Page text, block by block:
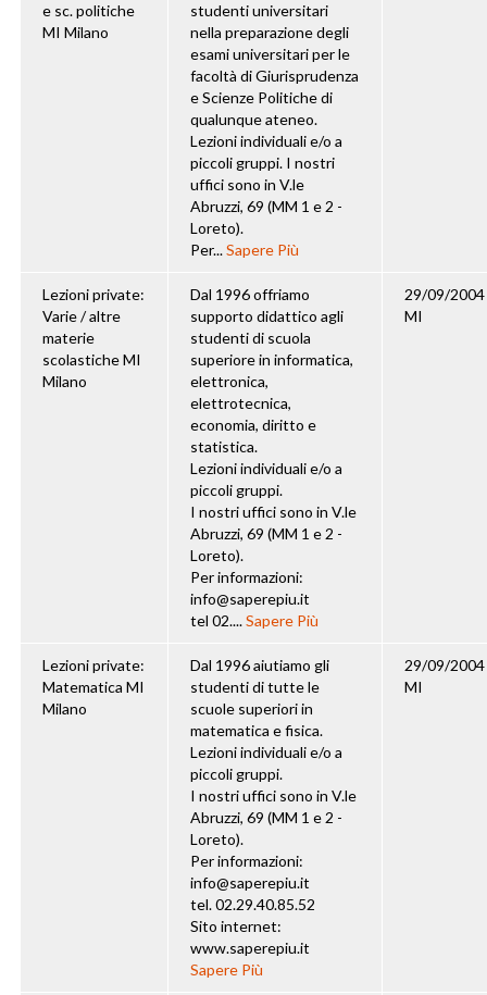
e sc. politiche
MI Milano
studenti universitari
nella preparazione degli
esami universitari per le
facoltà di Giurisprudenza
e Scienze Politiche di
qualunque ateneo.
Lezioni individuali e/o a
piccoli gruppi. I nostri
uffici sono in V.le
Abruzzi, 69 (MM 1 e 2 -
Loreto).
Per...Sapere Più
Lezioni private:
Varie / altre
materie
scolastiche MI
Milano
Dal 1996 offriamo
supporto didattico agli
studenti di scuola
superiore in informatica,
elettronica,
elettrotecnica,
economia, diritto e
statistica.
Lezioni individuali e/o a
piccoli gruppi.
I nostri uffici sono in V.le
Abruzzi, 69 (MM 1 e 2 -
Loreto).
Per informazioni:
info@saperepiu.it
tel 02....Sapere Più
29/09/2004
MI
Lezioni private:
Matematica MI
Milano
Dal 1996 aiutiamo gli
studenti di tutte le
scuole superiori in
matematica e fisica.
Lezioni individuali e/o a
piccoli gruppi.
I nostri uffici sono in V.le
Abruzzi, 69 (MM 1 e 2 -
Loreto).
Per informazioni:
info@saperepiu.it
tel. 02.29.40.85.52
Sito internet:
www.saperepiu.it
Sapere Più
29/09/2004
MI